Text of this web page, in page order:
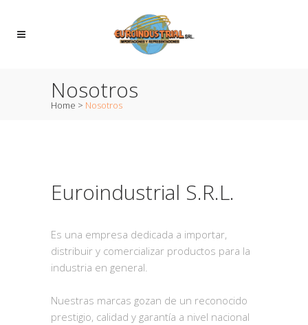
Nosotros
Home > Nosotros
Euroindustrial S.R.L.
Es una empresa dedicada a importar,
distribuir y comercializar productos para la
industria en general.
Nuestras marcas gozan de un reconocido
prestigio, calidad y garantía a nivel nacional